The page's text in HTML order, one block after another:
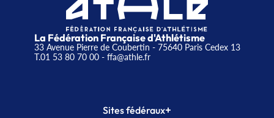
La Fédération Française d'Athlétisme
33 Avenue Pierre de Coubertin - 75640 Paris Cedex 13
T.01 53 80 70 00- ffa@athle.fr
Sites fédéraux+